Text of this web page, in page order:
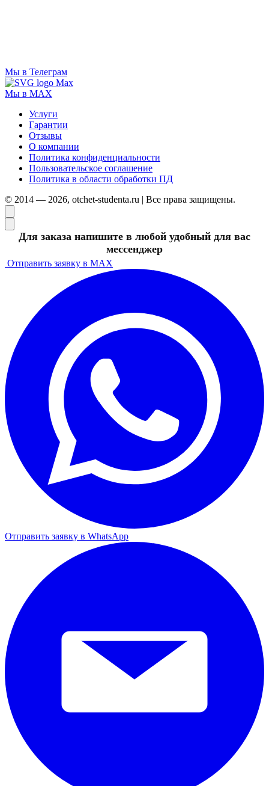
Мы в Телеграм
Мы в MAX
Услуги
Гарантии
Отзывы
О компании
Политика конфиденциальности
Пользовательское соглашение
Политика в области обработки ПД
© 2014 — 2026, otchet-studenta.ru | Все права защищены.
Для заказа напишите в любой удобный для вас
мессенджер
Отправить заявку в MAX
Отправить заявку в WhatsApp